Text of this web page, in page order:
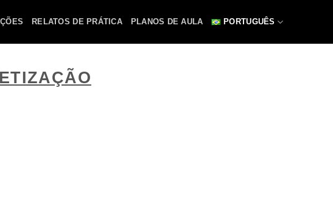
RELATOS DE PRÁTICA PLANOS DE AULA PORTUGUÊS